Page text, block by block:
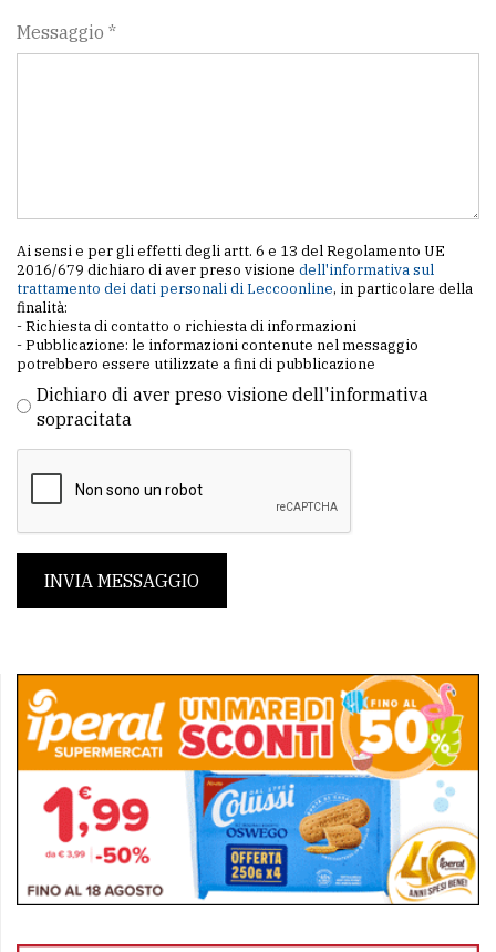
Messaggio *
Ai sensi e per gli effetti degli artt. 6 e 13 del Regolamento UE
2016/679 dichiaro di aver preso visione dell'informativa sul
trattamento dei dati personali di Leccoonline, in particolare della
finalità:
- Richiesta di contatto o richiesta di informazioni
- Pubblicazione: le informazioni contenute nel messaggio
potrebbero essere utilizzate a fini di pubblicazione
Dichiaro di aver preso visione dell'informativa
sopracitata
INVIA MESSAGGIO